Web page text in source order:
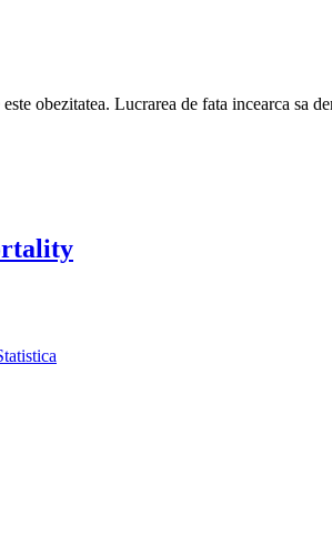
obezitatea. Lucrarea de fata incearca sa